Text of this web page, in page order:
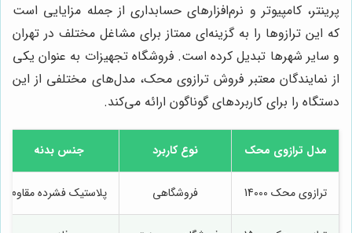
پرینتر، کامپیوتر و نرم‌افزارهای حسابداری از جمله مزایایی است
که این ترازوها را به گزینه‌ای ممتاز برای مشاغل مختلف در تهران
و سایر شهرها تبدیل کرده است. فروشگاه تجهیزات به عنوان یکی
از نمایندگان معتبر فروش ترازوی محک، مدل‌های مختلفی از این
دستگاه را برای کاربردهای گوناگون ارائه می‌کند.
مدل ترازوی محک نوع کاربرد جنس بدنه
ترازوی محک 14000 فروشگاهی پلاستیک فشرده مقاوم